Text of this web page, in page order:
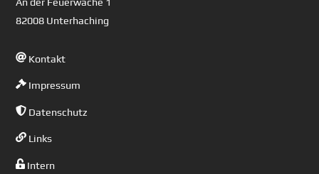
An der Feuerwache 1
82008 Unterhaching
Kontakt
Impressum
Datenschutz
Links
Intern